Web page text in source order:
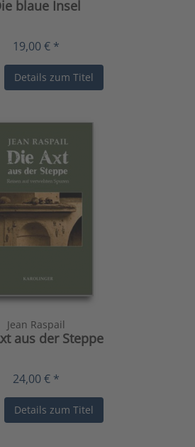
blaue Insel
19,00 € *
Details zum Titel
Jean Raspail
aus der Steppe
24,00 € *
Details zum Titel